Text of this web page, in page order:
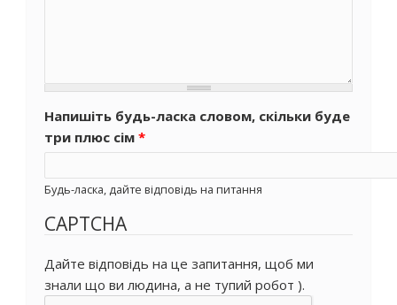
Напишіть будь-ласка словом, скільки буде
три плюс сім *
Будь-ласка, дайте відповідь на питання
CAPTCHA
Дайте відповідь на це запитання, щоб ми
знали що ви людина, а не тупий робот ).